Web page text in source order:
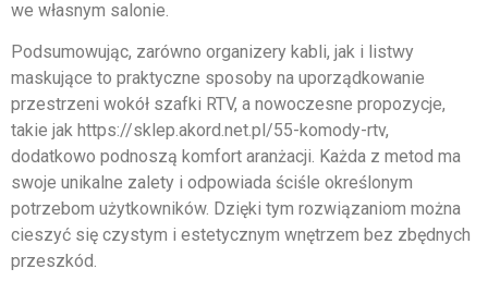
we własnym salonie.
Podsumowując, zarówno organizery kabli, jak i listwy
maskujące to praktyczne sposoby na uporządkowanie
przestrzeni wokół szafki RTV, a nowoczesne propozycje,
takie jak https://sklep.akord.net.pl/55-komody-rtv,
dodatkowo podnoszą komfort aranżacji. Każda z metod ma
swoje unikalne zalety i odpowiada ściśle określonym
potrzebom użytkowników. Dzięki tym rozwiązaniom można
cieszyć się czystym i estetycznym wnętrzem bez zbędnych
przeszkód.